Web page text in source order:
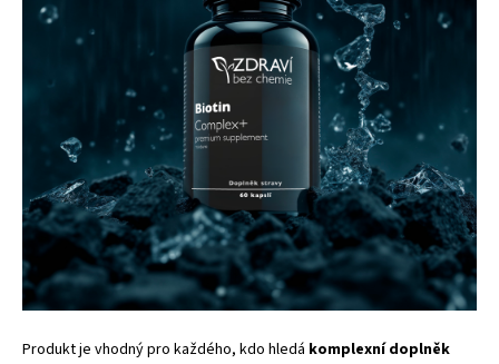
Produkt je vhodný pro každého, kdo hledá komplexní doplněk